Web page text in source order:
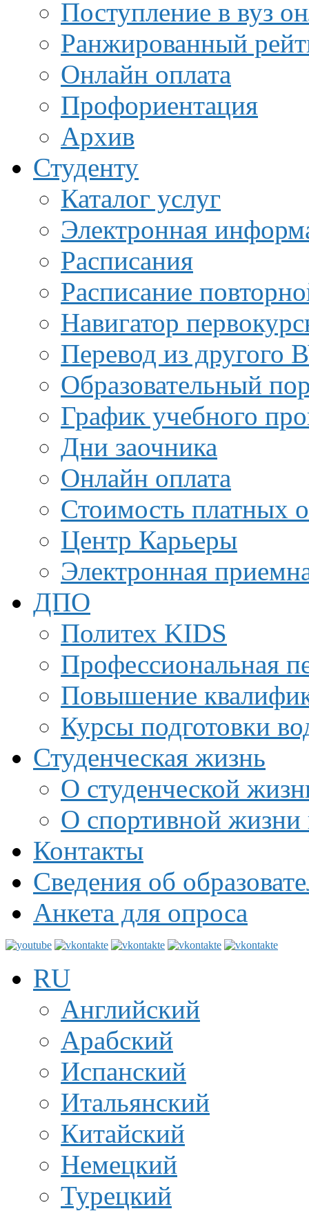
Поступление в вуз
Ранжированный
Онлайн оплата
Профориентация
Архив
Студенту
Каталог услуг
Электронная
Расписания
Расписание
Навигатор
Перевод из другого
Образовательный
График учебного
Дни заочника
Онлайн оплата
Стоимость платных
Центр Карьеры
Электронная
ДПО
Политех KIDS
Профессиональная
Повышение
Курсы подготовки
Студенческая жизнь
О студенческой
О спортивной жизни
Контакты
Сведения об
Анкета для опроса
RU
Английский
Арабский
Испанский
Итальянский
Китайский
Немецкий
Турецкий